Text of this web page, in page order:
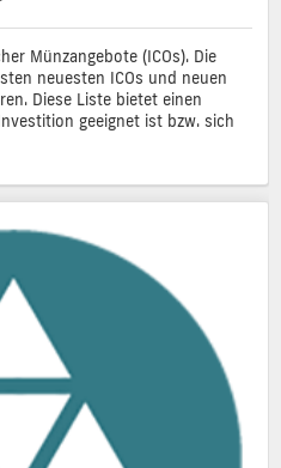
Münzangebote (ICOs). Die
neuesten ICOs und neuen
Diese Liste bietet einen
geeignet ist bzw. sich